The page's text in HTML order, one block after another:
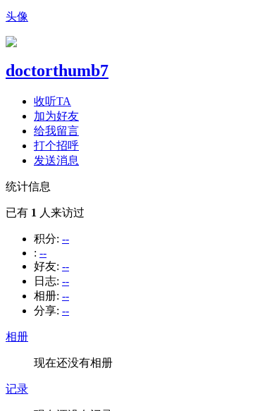
头像
doctorthumb7
收听TA
加为好友
给我留言
打个招呼
发送消息
统计信息
已有 1 人来访过
积分: --
: --
好友: --
日志: --
相册: --
分享: --
相册
现在还没有相册
记录